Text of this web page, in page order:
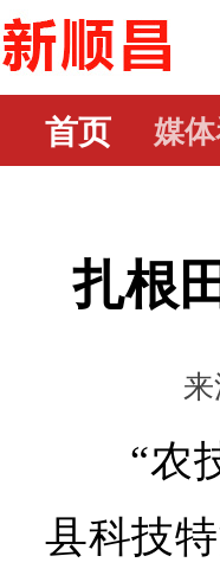
首页 媒
扎根
“农
县科技